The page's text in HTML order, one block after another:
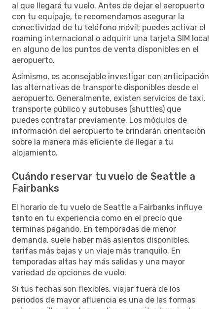
al que llegará tu vuelo. Antes de dejar el aeropuerto
con tu equipaje, te recomendamos asegurar la
conectividad de tu teléfono móvil; puedes activar el
roaming internacional o adquirir una tarjeta SIM local
en alguno de los puntos de venta disponibles en el
aeropuerto.
Asimismo, es aconsejable investigar con anticipación
las alternativas de transporte disponibles desde el
aeropuerto. Generalmente, existen servicios de taxi,
transporte público y autobuses (shuttles) que
puedes contratar previamente. Los módulos de
información del aeropuerto te brindarán orientación
sobre la manera más eficiente de llegar a tu
alojamiento.
Cuándo reservar tu vuelo de Seattle a
Fairbanks
El horario de tu vuelo de Seattle a Fairbanks influye
tanto en tu experiencia como en el precio que
terminas pagando. En temporadas de menor
demanda, suele haber más asientos disponibles,
tarifas más bajas y un viaje más tranquilo. En
temporadas altas hay más salidas y una mayor
variedad de opciones de vuelo.
Si tus fechas son flexibles, viajar fuera de los
periodos de mayor afluencia es una de las formas